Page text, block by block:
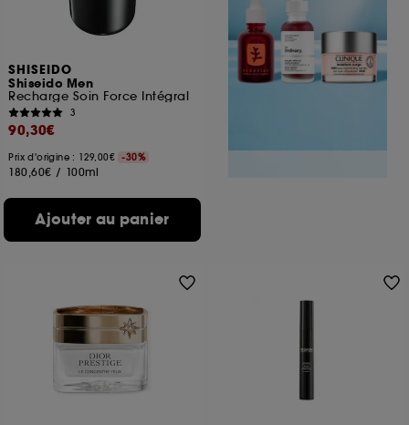
SHISEIDO
Shiseido Men
Recharge Soin Force Intégral
3
90,30€
Prix d'origine : 129,00€ -30%
180,60€ / 100ml
Ajouter au panier